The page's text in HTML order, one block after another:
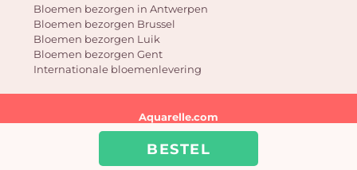
BESTEL
Bloemen bezorgen in Antwerpen
Bloemen bezorgen Brussel
Bloemen bezorgen Luik
Bloemen bezorgen Gent
Internationale bloemenlevering
Aquarelle.com
39 rue Anatole France | 92300 Levallois-Perret | FR - France |
info@aquarelle.be